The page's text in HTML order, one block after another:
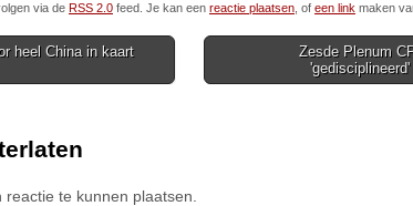
via de RSS 2.0 feed. Je kan een reactie plaatsen , of een link maken
heel China in kaart
Zesde Plenum
reactie te kunnen plaatsen.